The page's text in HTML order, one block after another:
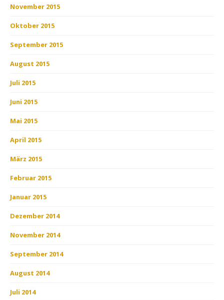
November 2015
Oktober 2015
September 2015
August 2015
Juli 2015
Juni 2015
Mai 2015
April 2015
März 2015
Februar 2015
Januar 2015
Dezember 2014
November 2014
September 2014
August 2014
Juli 2014